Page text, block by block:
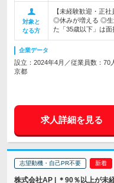
対象と
なる方
【未経験歓迎・正
◎休みが増える ◎生
た「35歳以下」は
企業データ
設立：2024年4月／従業員数：70
京都
求人詳細を見る
志望動機・自己PR不要
株式会社AP | ＊90％以上が未